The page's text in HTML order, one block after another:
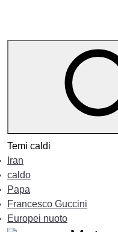
Temi caldi
Iran
caldo
Papa
Francesco Guccini
Europei nuoto